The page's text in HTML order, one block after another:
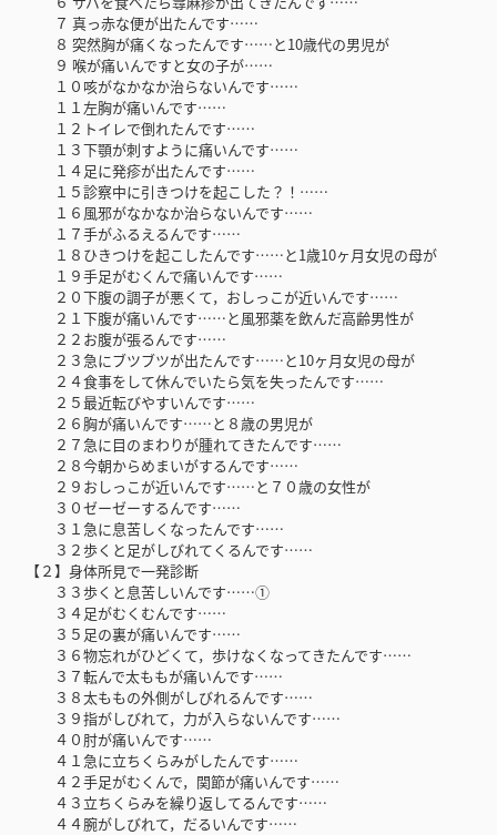
７ 真っ赤な便が出たんです……
８ 突然胸が痛くなったんです……と10歳代の男児が
９ 喉が痛いんですと女の子が……
１０咳がなかなか治らないんです……
１１左胸が痛いんです……
１２トイレで倒れたんです……
１３下顎が刺すように痛いんです……
１４足に発疹が出たんです……
１５診察中に引きつけを起こした？！……
１６風邪がなかなか治らないんです……
１７手がふるえるんです……
１８ひきつけを起こしたんです……と1歳10ヶ月女児の母が
１９手足がむくんで痛いんです……
２０下腹の調子が悪くて，おしっこが近いんです……
２１下腹が痛いんです……と風邪薬を飲んだ高齢男性が
２２お腹が張るんです……
２３急にブツブツが出たんです……と10ヶ月女児の母が
２４食事をして休んでいたら気を失ったんです……
２５最近転びやすいんです……
２６胸が痛いんです……と８歳の男児が
２７急に目のまわりが腫れてきたんです……
２８今朝からめまいがするんです……
２９おしっこが近いんです……と７０歳の女性が
３０ゼーゼーするんです……
３１急に息苦しくなったんです……
３２歩くと足がしびれてくるんです……
【２】身体所見で一発診断
３３歩くと息苦しいんです……①
３４足がむくむんです……
３５足の裏が痛いんです……
３６物忘れがひどくて，歩けなくなってきたんです……
３７転んで太ももが痛いんです……
３８太ももの外側がしびれるんです……
３９指がしびれて，力が入らないんです……
４０肘が痛いんです……
４１急に立ちくらみがしたんです……
４２手足がむくんで，関節が痛いんです……
４３立ちくらみを繰り返してるんです……
４４腕がしびれて，だるいんです……